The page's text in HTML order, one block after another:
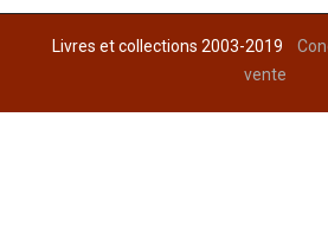
Livres et collections 2003-2019
vente